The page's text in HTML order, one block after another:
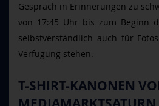
Gespräch in Erinnerungen zu
von 17:45 Uhr bis zum Beginn
selbstverständlich auch für
Verfügung stehen.
T-SHIRT-KANONEN